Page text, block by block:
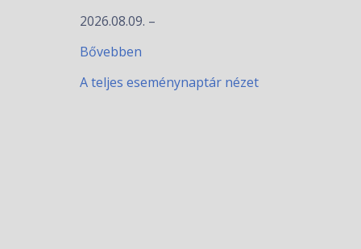
2026.08.09. –
Bővebben
A teljes eseménynaptár nézet